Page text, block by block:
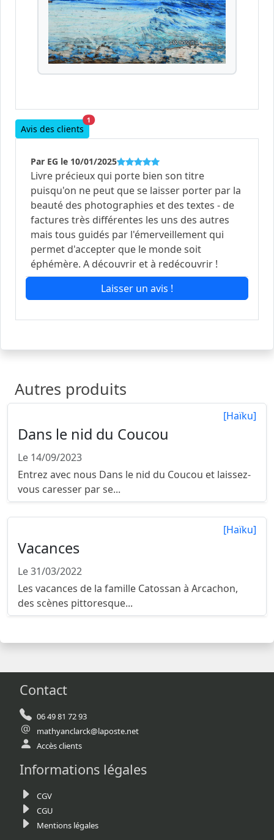
Avis des clients
1
Par EG le 10/01/2025
Livre précieux qui porte bien son titre
puisqu'on ne peut que se laisser porter par la
beauté des photographies et des textes - de
factures très différentes les uns des autres
mais tous guidés par l'émerveillement qui
permet d'accepter que le monde soit
éphémère. A découvrir et à redécouvrir !
Laisser un avis !
Autres produits
[Haïku]
Dans le nid du Coucou
Le 14/09/2023
Entrez avec nous Dans le nid du Coucou et laissez-
vous caresser par se...
[Haïku]
Vacances
Le 31/03/2022
Les vacances de la famille Catossan à Arcachon,
des scènes pittoresque...
Contact
06 49 81 72 93
mathyanclarck@laposte.net
Accès clients
Informations légales
CGV
CGU
Mentions légales